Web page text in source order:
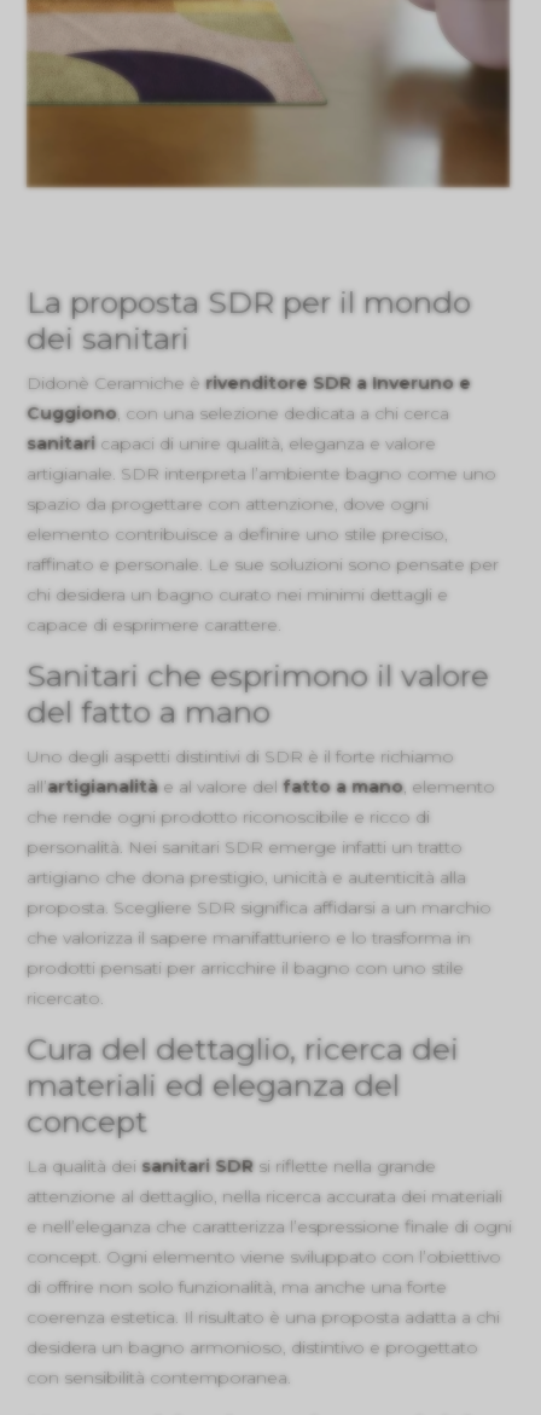
La proposta SDR per il mondo
dei sanitari
Didonè Ceramiche èrivenditore SDR a Inveruno e
Cuggiono, con una selezione dedicata a chi cerca
sanitari capaci di unire qualità, eleganza e valore
artigianale. SDR interpreta l’ambiente bagno come uno
spazio da progettare con attenzione, dove ogni
elemento contribuisce a definire uno stile preciso,
raffinato e personale. Le sue soluzioni sono pensate per
chi desidera un bagno curato nei minimi dettagli e
capace di esprimere carattere.
Sanitari che esprimono il valore
del fatto a mano
Uno degli aspetti distintivi di SDR è il forte richiamo
all’artigianalitàe al valore delfatto a mano, elemento
che rende ogni prodotto riconoscibile e ricco di
personalità. Nei sanitari SDR emerge infatti un tratto
artigiano che dona prestigio, unicità e autenticità alla
proposta. Scegliere SDR significa affidarsi a un marchio
che valorizza il sapere manifatturiero e lo trasforma in
prodotti pensati per arricchire il bagno con uno stile
ricercato.
Cura del dettaglio, ricerca dei
materiali ed eleganza del
concept
La qualità deisanitari SDR si riflette nella grande
attenzione al dettaglio, nella ricerca accurata dei materiali
e nell’eleganza che caratterizza l’espressione finale di ogni
concept. Ogni elemento viene sviluppato con l’obiettivo
di offrire non solo funzionalità, ma anche una forte
coerenza estetica. Il risultato è una proposta adatta a chi
desidera un bagno armonioso, distintivo e progettato
con sensibilità contemporanea.